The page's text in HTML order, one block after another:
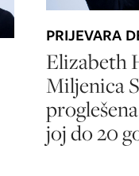
PRIJEVARA
Elizabeth
Miljenica
joj do 20